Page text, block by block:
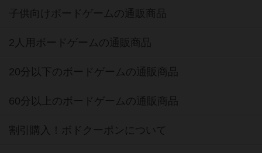
子供向けボードゲームの通販商品
2人用ボードゲームの通販商品
20分以下のボードゲームの通販商品
60分以上のボードゲームの通販商品
割引購入！ボドクーポンについて